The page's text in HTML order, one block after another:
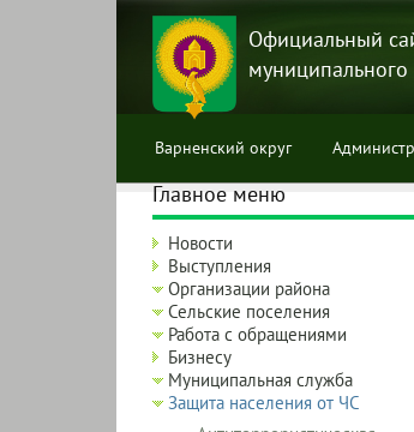
Официальный
муниципального
Варненский округ
Главное меню
Новости
Выступления
Организации района
Сельские поселения
Работа с обращениями
Бизнесу
Муниципальная служба
Защита населения от ЧС